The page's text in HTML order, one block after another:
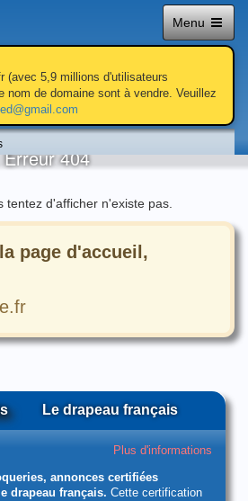
Menu
(avec 5,9 millions d'utilisateurs
nom de domaine sont à vendre. Veuillez
n'existe plus
Erreur 404
tentez d'afficher n'existe pas.
page d'accueil,
Le drapeau français
Plus d'informations
annonces certifiées
drapeau français. Cette certification